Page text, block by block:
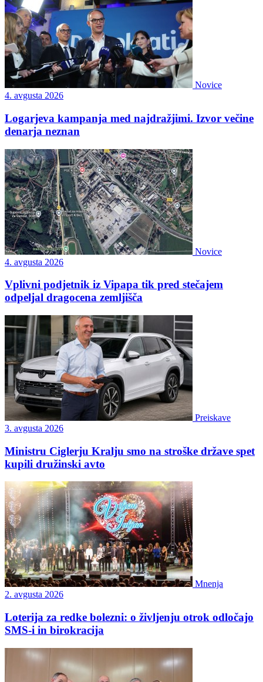
Novice
4. avgusta 2026
Logarjeva kampanja med najdražjimi. Izvor večine
denarja neznan
Novice
4. avgusta 2026
Vplivni podjetnik iz Vipapa tik pred stečajem
odpeljal dragocena zemljišča
Preiskave
3. avgusta 2026
Ministru Ciglerju Kralju smo na stroške države spet
kupili družinski avto
Mnenja
2. avgusta 2026
Loterija za redke bolezni: o življenju otrok odločajo
SMS-i in birokracija